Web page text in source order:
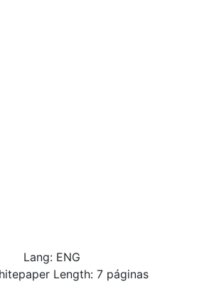
Lang: ENG
Length: 7 páginas